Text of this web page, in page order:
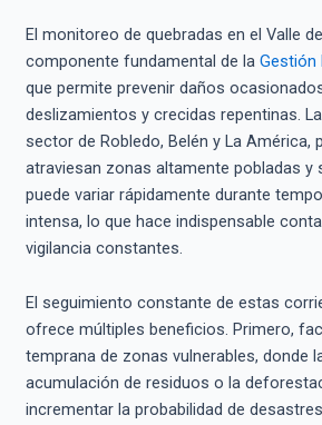
El monitoreo de quebradas en el Valle
componente fundamental de la Gestión
que permite prevenir daños
deslizamientos y crecidas repentinas.
sector de Robledo, Belén y La América,
atraviesan zonas altamente pobladas y
puede variar rápidamente durante
intensa, lo que hace indispensable
vigilancia constantes.
El seguimiento constante de estas
ofrece múltiples beneficios. Primero,
temprana de zonas vulnerables, donde
acumulación de residuos o la
incrementar la probabilidad de